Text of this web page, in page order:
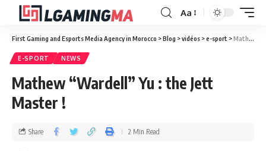
Aa
First Gaming and Esports Media Agency in Morocco >Blog >vidéos >e-sport >Mathew “Wardell” Yu : the Jett Master !
E-SPORT NEWS
Mathew “Wardell” Yu : the Jett
Master !
Share 2 Min Read